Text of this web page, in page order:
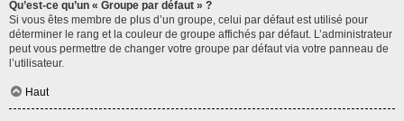
Qu’est-ce qu’un « Groupe par défaut » ?
Si vous êtes membre de plus d’un groupe, celui par défaut est utilisé pour
déterminer le rang et la couleur de groupe affichés par défaut. L’administrateur
peut vous permettre de changer votre groupe par défaut via votre panneau de
l’utilisateur.
Haut